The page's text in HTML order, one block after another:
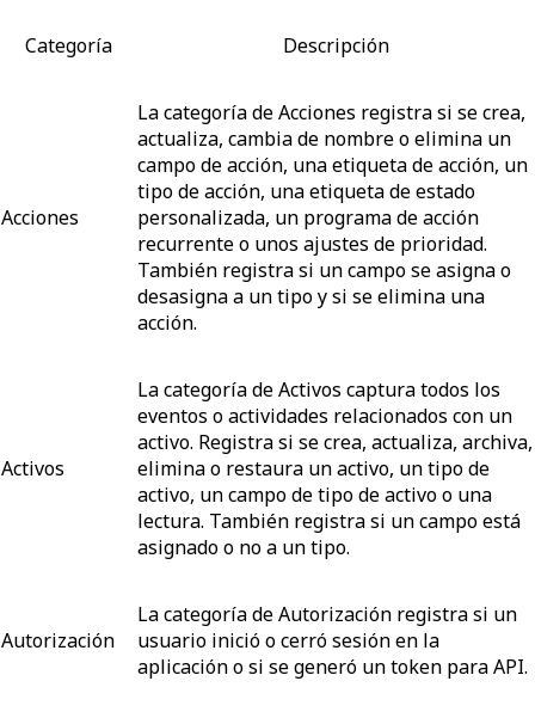
Categoría Descripción
Acciones
La categoría de Acciones registra si se crea,
actualiza, cambia de nombre o elimina un
campo de acción, una etiqueta de acción, un
tipo de acción, una etiqueta de estado
personalizada, un programa de acción
recurrente o unos ajustes de prioridad.
También registra si un campo se asigna o
desasigna a un tipo y si se elimina una
acción.
Activos
La categoría de Activos captura todos los
eventos o actividades relacionados con un
activo. Registra si se crea, actualiza, archiva,
elimina o restaura un activo, un tipo de
activo, un campo de tipo de activo o una
lectura. También registra si un campo está
asignado o no a un tipo.
Autorización
La categoría de Autorización registra si un
usuario inició o cerró sesión en la
aplicación o si se generó un token para API.